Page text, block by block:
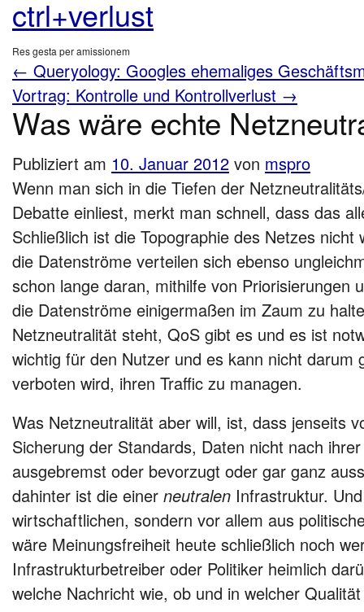
ctrl+verlust
Res gesta per amissionem
← Queryology: Googles ehemaliges
Vortrag: Kontrolle und Kontrollverlust →
Was wäre echte
Publiziert am 10. Januar 2012 von mspro
Wenn man sich in die Tiefen der
Debatte einliest, merkt man schnell, dass das
Schließlich ist die Topographie des Netzes nicht
die Datenströme verteilen sich ebenso
schon lange daran, mithilfe von Priorisierungen
die Datenströme einigermaßen im Zaum zu
Netzneutralität steht, QoS gibt es und es ist
wichtig für den Nutzer und es kann nicht darum
verboten wird, ihren Traffic zu managen.
Was Netzneutralität aber will, ist, dass jenseits
Sicherung der Standards, Daten nicht nach
ausgebremst oder bevorzugt oder gar ganz
dahinter ist die einer neutralen Infrastruktur.
wirtschaftlichen, sondern vor allem aus
wäre Meinungsfreiheit heute schließlich noch
Infrastrukturbetreiber oder Politiker heimlich
welche Nachricht wie, ob und in welcher